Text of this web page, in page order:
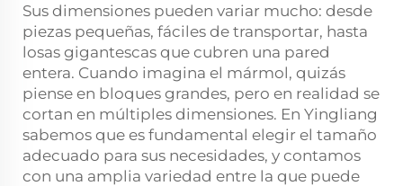
Sus dimensiones pueden variar mucho: desde
piezas pequeñas, fáciles de transportar, hasta
losas gigantescas que cubren una pared
entera. Cuando imagina el mármol, quizás
piense en bloques grandes, pero en realidad se
cortan en múltiples dimensiones. En Yingliang
sabemos que es fundamental elegir el tamaño
adecuado para sus necesidades, y contamos
con una amplia variedad entre la que puede